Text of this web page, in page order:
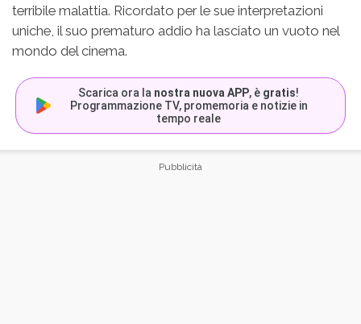
terribile malattia. Ricordato per le sue interpretazioni
uniche, il suo prematuro addio ha lasciato un vuoto nel
mondo del cinema.
Scarica ora la nostra nuova APP, è gratis!
Programmazione TV, promemoria e notizie in
tempo reale